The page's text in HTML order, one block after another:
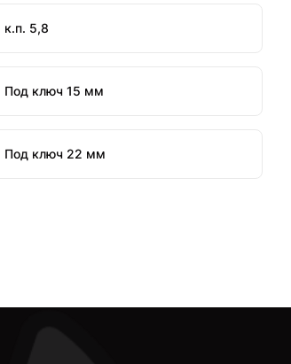
к.п. 5,8
Под ключ 15 мм
Под ключ 22 мм